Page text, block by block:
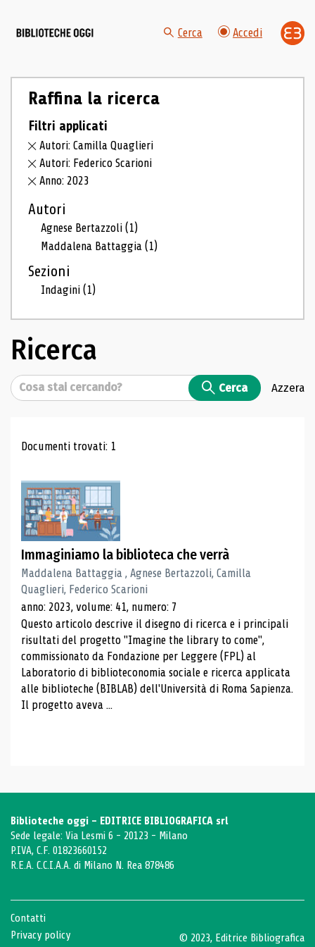
Cerca Accedi
Raffina la ricerca
Filtri applicati
Autori: Camilla Quaglieri
Autori: Federico Scarioni
Anno: 2023
Autori
Agnese Bertazzoli(1)
Maddalena Battaggia(1)
Sezioni
Indagini(1)
Ricerca
Cerca Cerca Azzera
Risultati di ricerca
Documenti trovati: 1
Immaginiamo la biblioteca che verrà
Maddalena Battaggia , Agnese Bertazzoli, Camilla
Quaglieri, Federico Scarioni
anno: 2023, volume: 41, numero: 7
Questo articolo descrive il disegno di ricerca e i principali
risultati del progetto "Imagine the library to come",
commissionato da Fondazione per Leggere (FPL) al
Laboratorio di biblioteconomia sociale e ricerca applicata
alle biblioteche (BIBLAB) dell'Università di Roma Sapienza.
Il progetto aveva ...
Biblioteche oggi - EDITRICE BIBLIOGRAFICA srl
Sede legale: Via Lesmi 6 - 20123 - Milano
P.IVA, C.F. 01823660152
R.E.A. C.C.I.A.A. di Milano N. Rea 878486
Contatti
Privacy policy
© 2023, Editrice Bibliografica